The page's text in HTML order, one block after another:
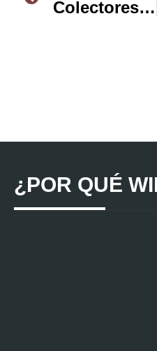
Colectores de Polvo VS. Ciclones: El correcto cuidado de tu maquinaria.
¿POR QUÉ